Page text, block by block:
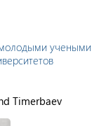
молодыми учеными
Timerbaev